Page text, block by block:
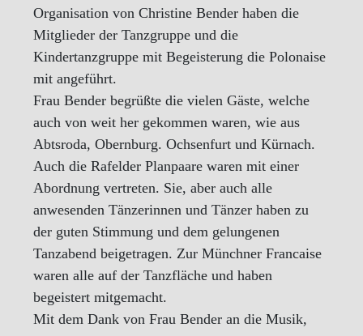
Organisation von Christine Bender haben die
Mitglieder der Tanzgruppe und die
Kindertanzgruppe mit Begeisterung die Polonaise
mit angeführt.
Frau Bender begrüßte die vielen Gäste, welche
auch von weit her gekommen waren, wie aus
Abtsroda, Obernburg. Ochsenfurt und Kürnach.
Auch die Rafelder Planpaare waren mit einer
Abordnung vertreten. Sie, aber auch alle
anwesenden Tänzerinnen und Tänzer haben zu
der guten Stimmung und dem gelungenen
Tanzabend beigetragen. Zur Münchner Francaise
waren alle auf der Tanzfläche und haben
begeistert mitgemacht.
Mit dem Dank von Frau Bender an die Musik,